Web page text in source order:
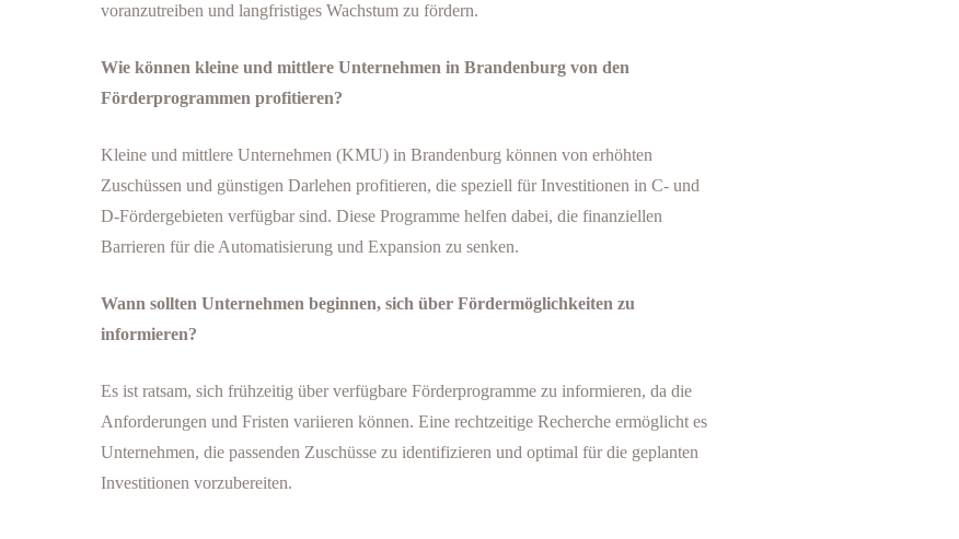
voranzutreiben und langfristiges Wachstum zu fördern.
Wie können kleine und mittlere Unternehmen in Brandenburg von den
Förderprogrammen profitieren?
Kleine und mittlere Unternehmen (KMU) in Brandenburg können von erhöhten
Zuschüssen und günstigen Darlehen profitieren, die speziell für Investitionen in C- und
D-Fördergebieten verfügbar sind. Diese Programme helfen dabei, die finanziellen
Barrieren für die Automatisierung und Expansion zu senken.
Wann sollten Unternehmen beginnen, sich über Fördermöglichkeiten zu
informieren?
Es ist ratsam, sich frühzeitig über verfügbare Förderprogramme zu informieren, da die
Anforderungen und Fristen variieren können. Eine rechtzeitige Recherche ermöglicht es
Unternehmen, die passenden Zuschüsse zu identifizieren und optimal für die geplanten
Investitionen vorzubereiten.